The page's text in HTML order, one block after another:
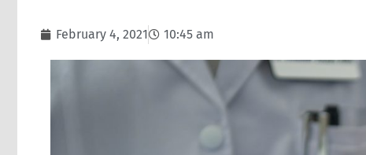
February 4, 2021 10:45 am